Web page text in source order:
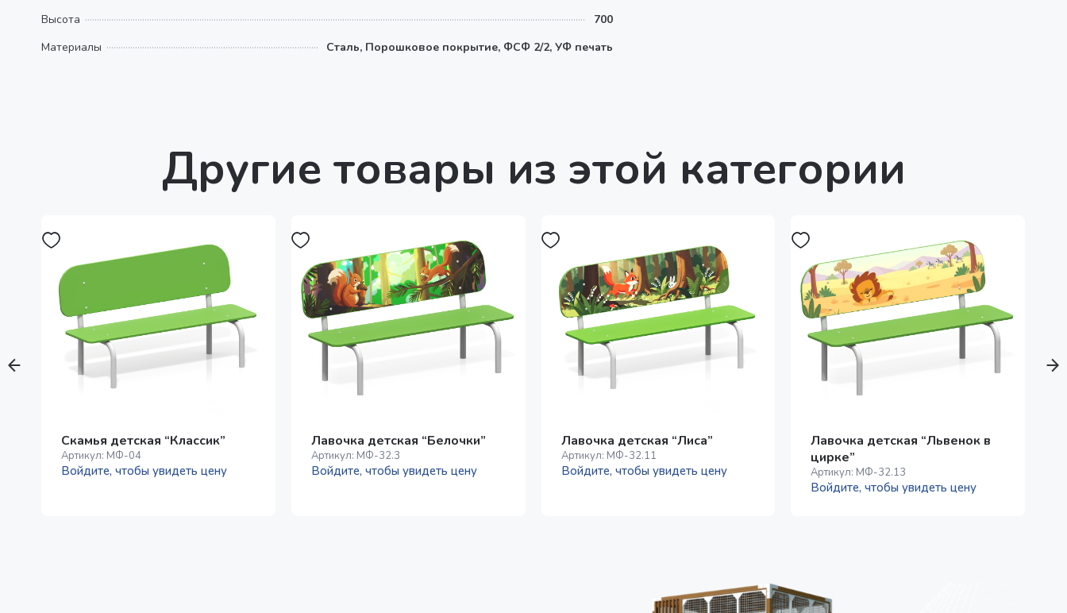
Высота
700
Материалы
Сталь, Порошковое покрытие, ФСФ 2/2, УФ печать
Другие товары из этой категории
Скамья детская “Классик”
Артикул: МФ-04
Войдите, чтобы увидеть цену
Лавочка детская “Белочки”
Артикул: МФ-32.3
Войдите, чтобы увидеть цену
Лавочка детская “Лиса”
Артикул: МФ-32.11
Войдите, чтобы увидеть цену
Лавочка детская “Львенок в
цирке”
Артикул: МФ-32.13
Войдите, чтобы увидеть цену